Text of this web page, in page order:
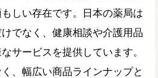
しい存在です。日本の薬局は
でなく、健康相談や介護用品
サービスを提供しています。
、幅広い商品ラインナップと